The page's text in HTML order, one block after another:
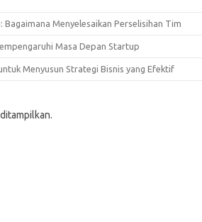
Menyelesaikan Perselisihan Tim
Masa Depan Startup
Menyusun Strategi Bisnis yang Efektif